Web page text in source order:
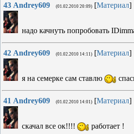
43 Andrey609 (01.02.2010 20:09) [Материал]
надо качнуть попробовать
42 Andrey609 (01.02.2010 14:11) [Материал]
я на семерке сам ставлю
41 Andrey609 (01.02.2010 14:01) [Материал]
скачал все ок!!!! работает !